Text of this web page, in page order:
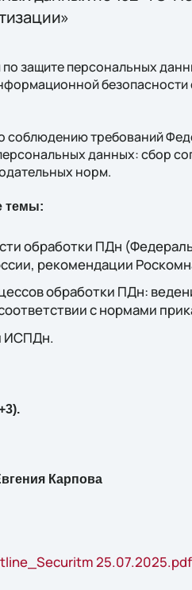
по защите персональных
безопасности
соблюдению требований
данных: сбор
норм.
темы:
обработки ПДн
рекомендации
обработки ПДн:
с нормами
ИСПДн.
Карпова
25.07.2025.pdf